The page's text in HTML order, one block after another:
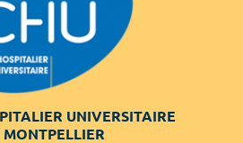
UNIVERSITAIRE
MONTPELLIER